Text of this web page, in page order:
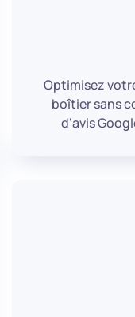
Optimisez
boîtier sans
d'avis